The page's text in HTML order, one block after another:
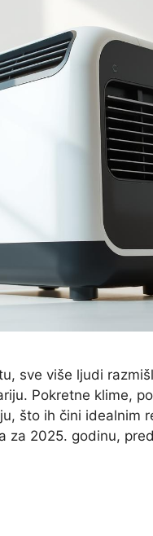
sve više ljudi
Pokretne klime,
što ih čini idealnim
za 2025. godinu,